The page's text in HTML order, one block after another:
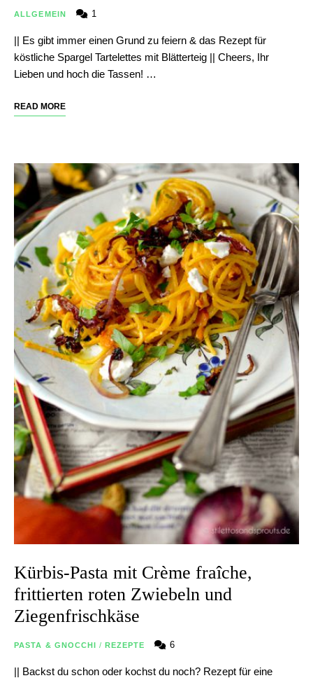
ALLGEMEIN 1
|| Es gibt immer einen Grund zu feiern & das Rezept für
köstliche Spargel Tartelettes mit Blätterteig || Cheers, Ihr
Lieben und hoch die Tassen! …
READ MORE
Kürbis-Pasta mit Crème fraîche,
frittierten roten Zwiebeln und
Ziegenfrischkäse
PASTA & GNOCCHI / REZEPTE 6
|| Backst du schon oder kochst du noch? Rezept für eine